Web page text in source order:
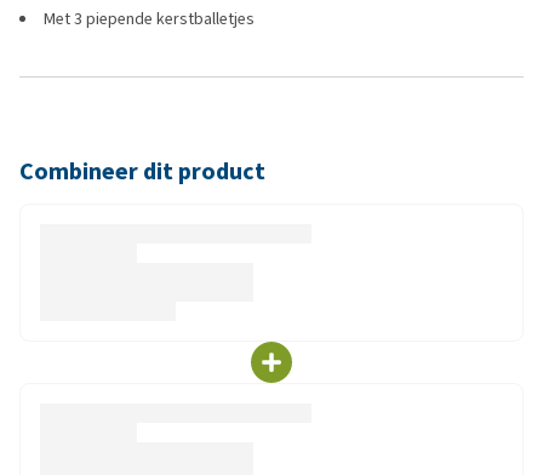
Met 3 piepende kerstballetjes
Combineer dit product